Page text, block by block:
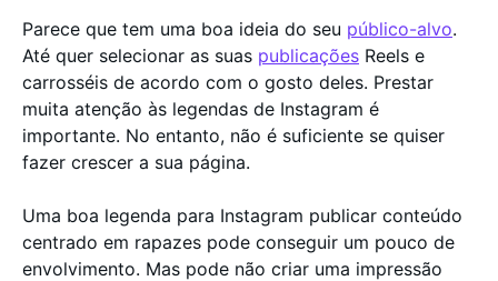
Parece que tem uma boa ideia do seu público-alvo.
Até quer selecionar as suas publicações Reels e
carrosséis de acordo com o gosto deles. Prestar
muita atenção às legendas de Instagram é
importante. No entanto, não é suficiente se quiser
fazer crescer a sua página.
Uma boa legenda para Instagram publicar conteúdo
centrado em rapazes pode conseguir um pouco de
envolvimento. Mas pode não criar uma impressão